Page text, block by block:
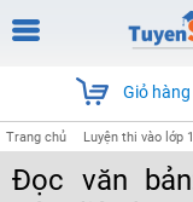
Giỏ hàng
Trang chủ Luyện thi vào lớp
Đọc văn